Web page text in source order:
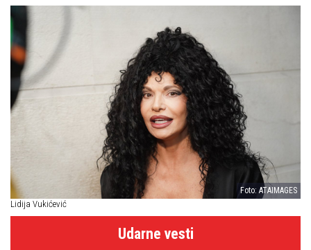
Foto: ATAIMAGES
Lidija Vukićević
Udarne vesti